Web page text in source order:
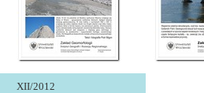
XII/2012